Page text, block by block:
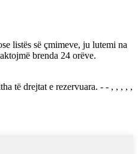
listës së çmimeve, ju lutemi na
brenda 24 orëve.
të drejtat e rezervuara. - - , , , , ,